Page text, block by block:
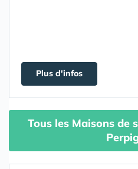
Plus d'infos
Tous les Maisons de